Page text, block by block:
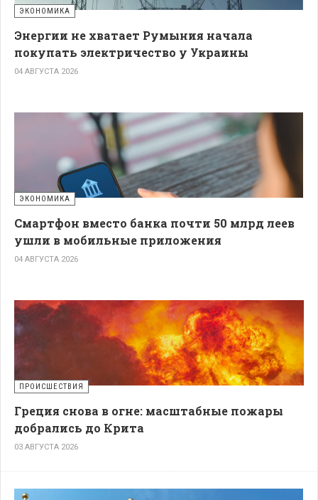
ЭКОНОМИКА
Энергии не хватает Румыния начала
покупать электричество у Украины
04 АВГУСТА 2026
ЭКОНОМИКА
Смартфон вместо банка почти 50 млрд леев
ушли в мобильные приложения
04 АВГУСТА 2026
ПРОИСШЕСТВИЯ
Греция снова в огне: масштабные пожары
добрались до Крита
03 АВГУСТА 2026